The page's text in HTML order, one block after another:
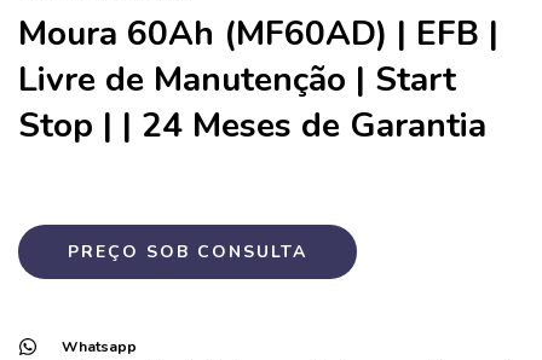
Moura 60Ah (MF60AD) | EFB |
Livre de Manutenção | Start
Stop | | 24 Meses de Garantia
Whatsapp